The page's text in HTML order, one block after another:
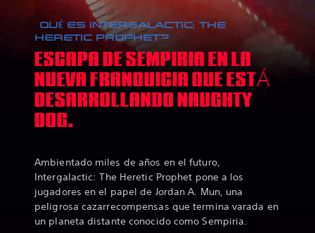
¿QUÉ ES INTERGALACTIC: THE
HERETIC PROPHET?
ESCAPA DE SEMPIRIA EN LA
NUEVA FRANQUICIA QUE ESTÁ
DESARROLLANDO NAUGHTY
DOG.
Ambientado miles de años en el futuro,
Intergalactic: The Heretic Prophet pone a los
jugadores en el papel de Jordan A. Mun, una
peligrosa cazarrecompensas que termina varada en
un planeta distante conocido como Sempiria.